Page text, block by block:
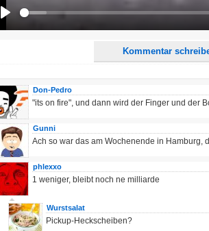
Kommentar
Ich möchte eine E-Mail, wenn auf dieser Seite weitere
Don-Pedro
"its on fire", und dann wird der Finger und der
Gunni
Ach so war das am Wochenende in Hamburg,
phlexxo
1 weniger, bleibt noch ne milliarde
Wurstsalat
Pickup-Heckscheiben?